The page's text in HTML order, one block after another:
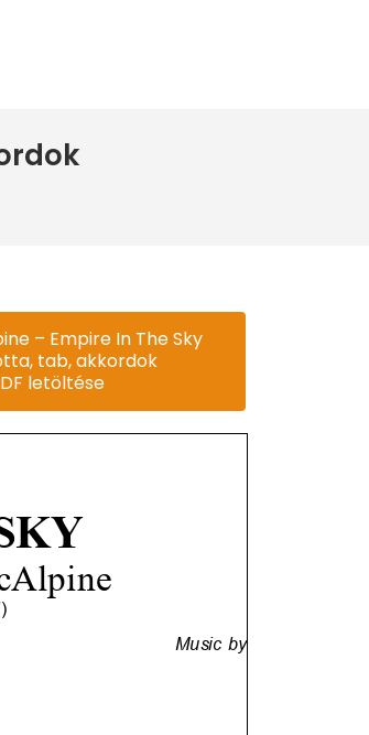
– Empire In The Sky
tab, akkordok
letöltése